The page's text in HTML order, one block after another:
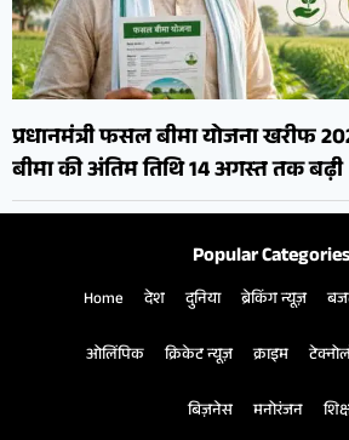
प्रधानमंत्री फसल बीमा योजना खरीफ
बीमा की अंतिम तिथि 14 अगस्त तक बढ़ी
Popular Categories
Home देश दुनिया ब्रेकिंग न्यूज़
ओलिंपिक क्रिकेट न्यूज़ क्राइम
बिज़नेस मनोरंजन